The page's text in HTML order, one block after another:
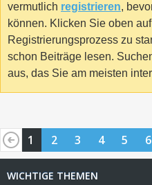
vermutlich registrieren,
können. Klicken Sie oben
Registrierungsprozess zu
schon Beiträge lesen.
aus, das Sie am meisten
1 2 3 4 5 6
WICHTIGE THEMEN